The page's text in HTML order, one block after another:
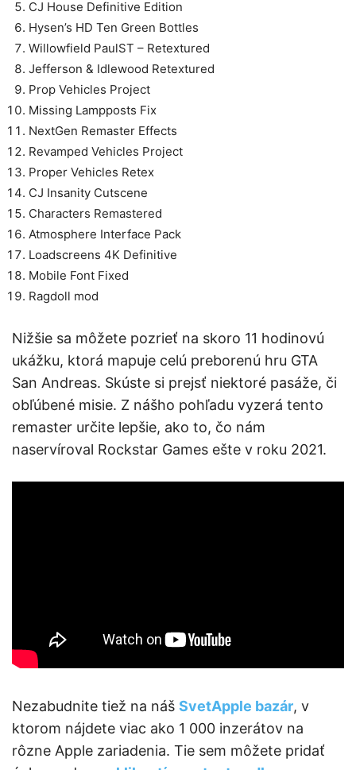
CJ House Definitive Edition
Hysen’s HD Ten Green Bottles
Willowfield PaulST – Retextured
Jefferson & Idlewood Retextured
Prop Vehicles Project
Missing Lampposts Fix
NextGen Remaster Effects
Revamped Vehicles Project
Proper Vehicles Retex
CJ Insanity Cutscene
Characters Remastered
Atmosphere Interface Pack
Loadscreens 4K Definitive
Mobile Font Fixed
Ragdoll mod
Nižšie sa môžete pozrieť na skoro 11 hodinovú
ukážku, ktorá mapuje celú preborenú hru GTA
San Andreas. Skúste si prejsť niektoré pasáže, či
obľúbené misie. Z nášho pohľadu vyzerá tento
remaster určite lepšie, ako to, čo nám
naservíroval Rockstar Games ešte v roku 2021.
Nezabudnite tiež na náš SvetApple bazár, v
ktorom nájdete viac ako 1 000 inzerátov na
rôzne Apple zariadenia. Tie sem môžete pridať